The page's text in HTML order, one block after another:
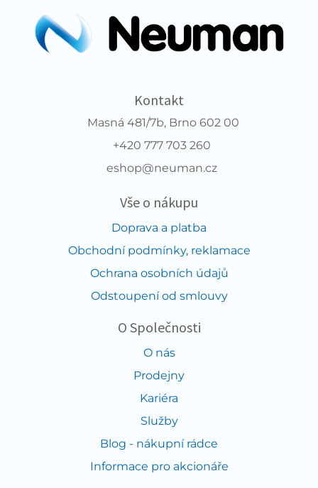
Kontakt
Masná 481/7b, Brno 602 00
+420 777 703 260
eshop@neuman.cz
Vše o nákupu
Doprava a platba
Obchodní podmínky, reklamace
Ochrana osobních údajů
Odstoupení od smlouvy
O Společnosti
O nás
Prodejny
Kariéra
Služby
Blog - nákupní rádce
Informace pro akcionáře